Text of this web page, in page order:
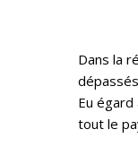
Dans la
Eu
tout le